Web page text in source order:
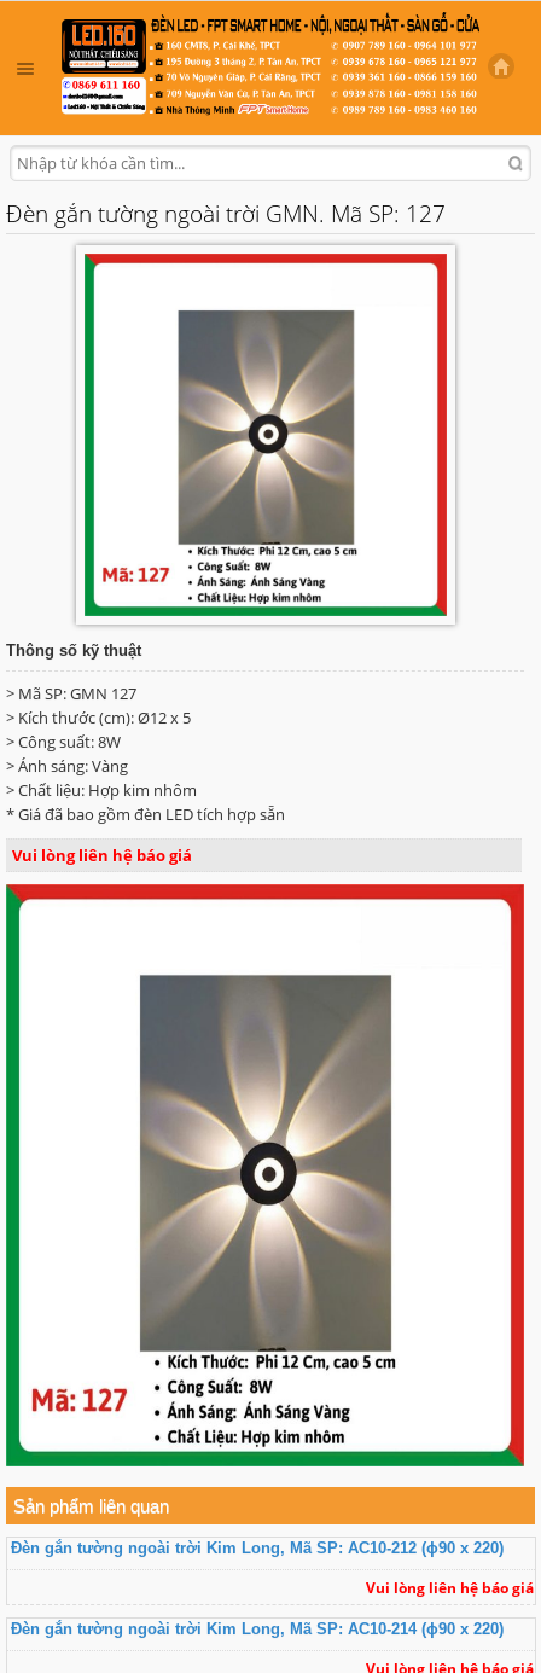
Đèn gắn tường ngoài trời GMN. Mã SP: 127
Thông số kỹ thuật
> Mã SP: GMN 127
> Kích thước (cm): Ø12 x 5
> Công suất: 8W
> Ánh sáng: Vàng
> Chất liệu: Hợp kim nhôm
* Giá đã bao gồm đèn LED tích hợp sẵn
Vui lòng liên hệ báo giá
Sản phẩm liên quan
Đèn gắn tường ngoài trời Kim Long, Mã SP: AC10-212 (ɸ90 x 220)
Vui lòng liên hệ báo giá
Đèn gắn tường ngoài trời Kim Long, Mã SP: AC10-214 (ɸ90 x 220)